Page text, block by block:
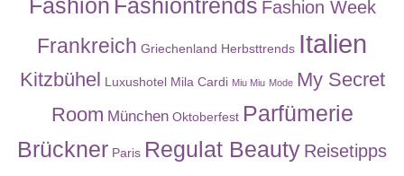
Fashion Fashiontrends Fashion Week
Frankreich Griechenland Herbsttrends Italien
Kitzbühel Luxushotel Mila Cardi Miu Miu Mode My Secret
Room München Oktoberfest Parfümerie
Brückner Paris Regulat Beauty Reisetipps